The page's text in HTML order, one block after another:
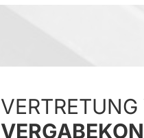
VERTRETUNG